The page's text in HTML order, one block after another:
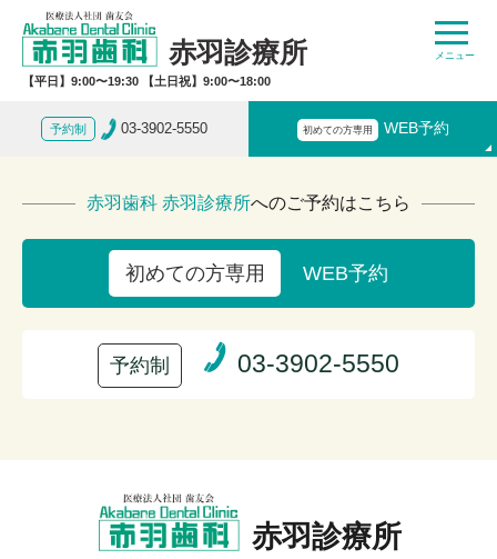
赤羽診療所
【平日】9:00〜19:30 【土日祝】9:00〜18:00
予約制 03-3902-5550 初めての方専用 WEB予約
赤羽歯科 赤羽診療所へのご予約はこちら
初めての方専用 WEB予約
予約制 03-3902-5550
赤羽診療所